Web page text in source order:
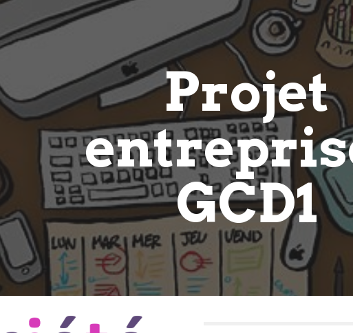
Skip to main content Skip to navigation
Projet
GCD1